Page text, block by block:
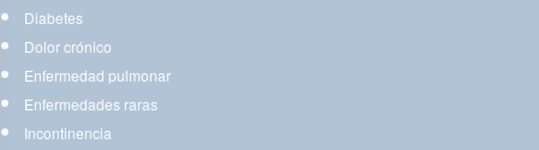
Diabetes
Dolor crónico
Enfermedad pulmonar
Enfermedades raras
Incontinencia